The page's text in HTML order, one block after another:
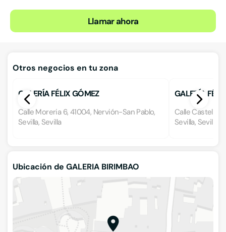
Llamar ahora
Otros negocios en tu zona
GALERÍA FÉLIX GÓMEZ
Calle Moreria 6, 41004, Nervión-San Pablo,
Sevilla, Sevilla
GALERÍA
Calle Castellar
Sevilla, Sevilla
Ubicación de GALERIA BIRIMBAO